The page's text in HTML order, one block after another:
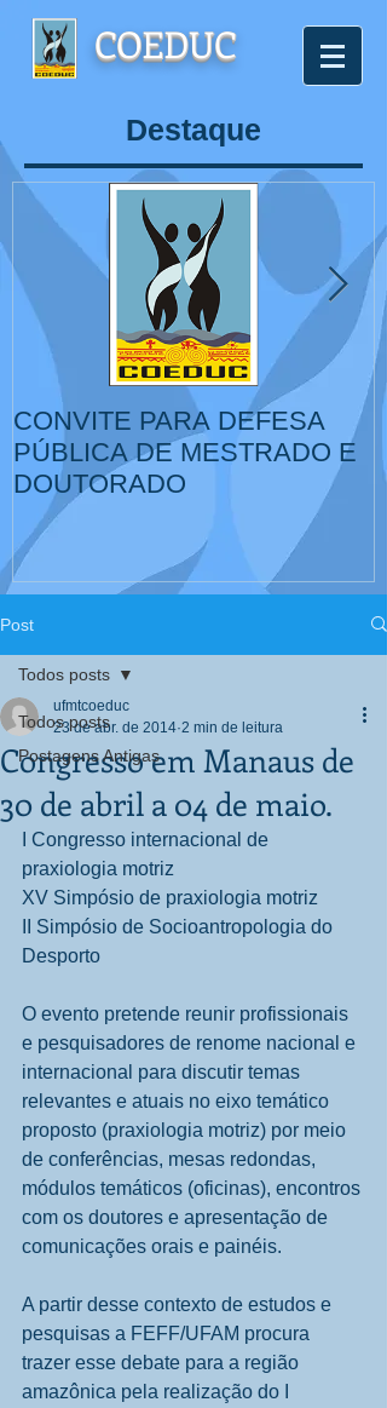
COEDUC
Destaque
CONVITE PARA DEFESA
PÚBLICA DE MESTRADO E
DOUTORADO
Post
Todos posts
Postagens Antigas
Todos posts
Congresso em Manaus de
30 de abril a 04 de maio.
ufmtcoeduc
23 de abr. de 2014 2 min de leitura
I Congresso internacional de
praxiologia motriz
XV Simpósio de praxiologia motriz
II Simpósio de Socioantropologia do
Desporto
O evento pretende reunir profissionais
e pesquisadores de renome nacional e
internacional para discutir temas
relevantes e atuais no eixo temático
proposto (praxiologia motriz) por meio
de conferências, mesas redondas,
módulos temáticos (oficinas), encontros
com os doutores e apresentação de
comunicações orais e painéis.
A partir desse contexto de estudos e
pesquisas a FEFF/UFAM procura
trazer esse debate para a região
amazônica pela realização do I